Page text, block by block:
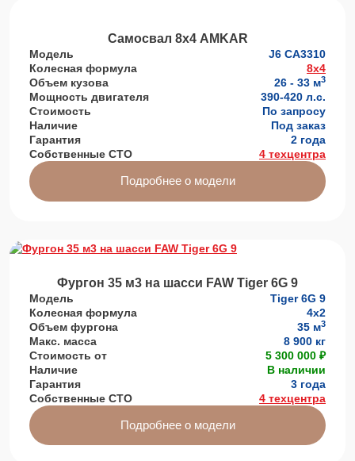
Самосвал 8х4 AMKAR
Модель
J6 СА3310
Колесная формула
8x4
Объем кузова
26 - 33 м3
Мощность двигателя
390-420 л.с.
Стоимость
По запросу
Наличие
Под заказ
Гарантия
2 года
Собственные СТО
4 техцентра
Подробнее о модели
Фургон 35 м3 на шасси FAW Tiger 6G 9
Модель
Tiger 6G 9
Колесная формула
4х2
Объем фургона
35 м3
Макс. масса
8 900 кг
Стоимость от
5 300 000 ₽
Наличие
В наличии
Гарантия
3 года
Собственные СТО
4 техцентра
Подробнее о модели